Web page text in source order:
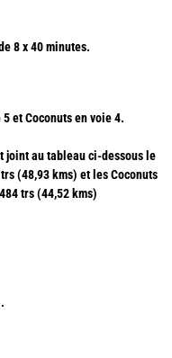
8 x 40 minutes.
et Coconuts en voie 4.
au tableau ci-dessous le
(48,93 kms) et les Coconuts
trs (44,52 kms)